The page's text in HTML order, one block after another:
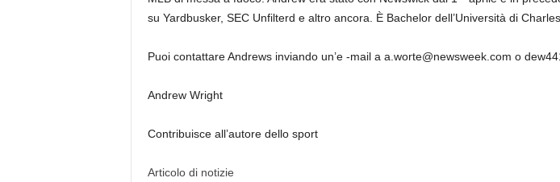
su Yardbusker, SEC Unfilterd e altro ancora. È Bachelor dell’Università di
Puoi contattare Andrews inviando un’e -mail a a.worte@newsweek.com o
Andrew Wright
Contribuisce all’autore dello sport
Articolo di notizie